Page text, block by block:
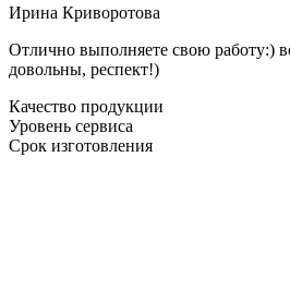
Ирина Криворотова
Отлично выполняете свою работу:)
довольны, респект!)
Качество продукции
Уровень сервиса
Срок изготовления